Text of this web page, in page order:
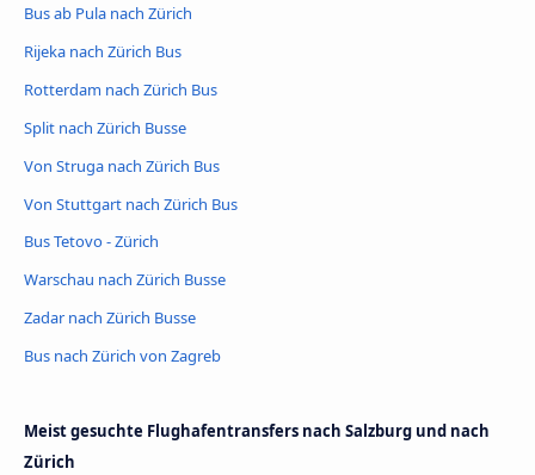
Bus ab Pula nach Zürich
Rijeka nach Zürich Bus
Rotterdam nach Zürich Bus
Split nach Zürich Busse
Von Struga nach Zürich Bus
Von Stuttgart nach Zürich Bus
Bus Tetovo - Zürich
Warschau nach Zürich Busse
Zadar nach Zürich Busse
Bus nach Zürich von Zagreb
Meist gesuchte Flughafentransfers nach Salzburg und nach
Zürich